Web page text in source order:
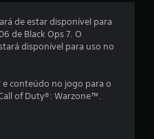
e
m
m
de estar disponível para
de Black Ops 7. O
disponível para uso no
e conteúdo no jogo para o
of Duty®: Warzone™.